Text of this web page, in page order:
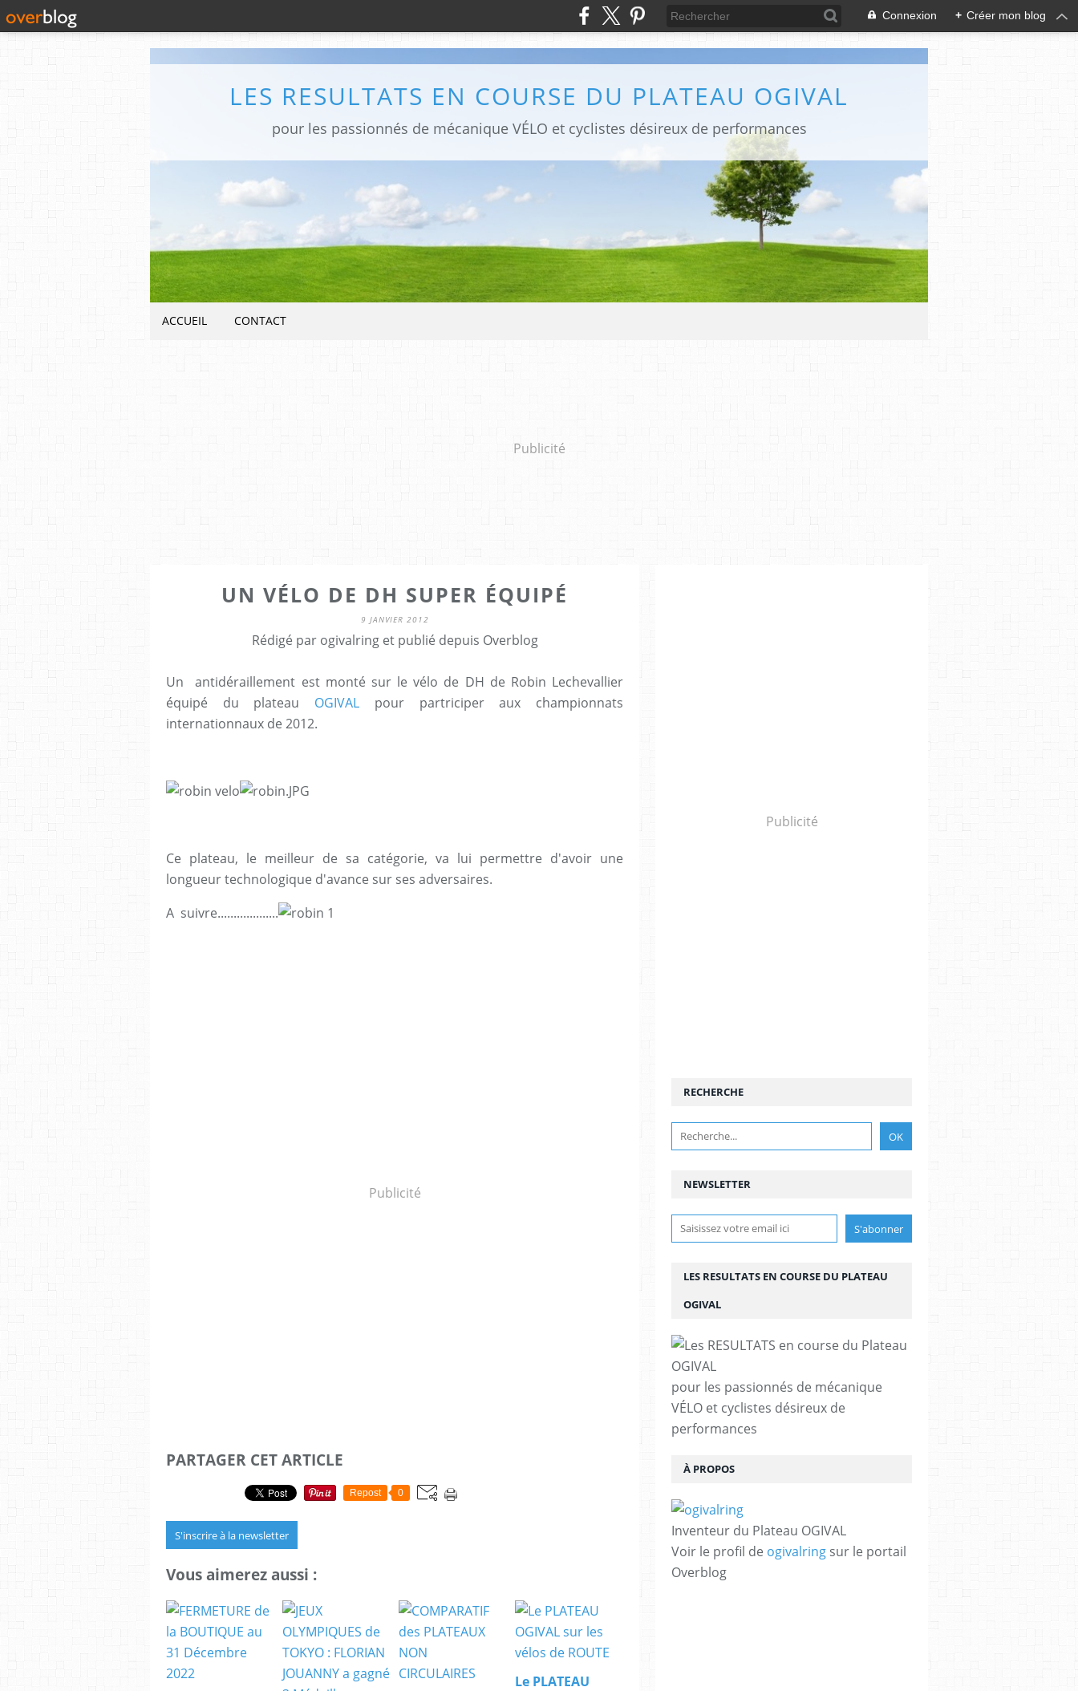
Connexion + Créer mon blog
LES RESULTATS EN COURSE DU PLATEAU OGIVAL
pour les passionnés de mécanique VÉLO et cyclistes désireux de performances
ACCUEIL CONTACT
Publicité
UN VÉLO DE DH SUPER ÉQUIPÉ
9 JANVIER 2012
Rédigé par ogivalring et publié depuis Overblog
Un antidéraillement est monté sur le vélo de DH de Robin Lechevallier
équipé du plateau OGIVAL pour partriciper aux championnats
internationnaux de 2012.
Ce plateau, le meilleur de sa catégorie, va lui permettre d'avoir une
longueur technologique d'avance sur ses adversaires.
A suivre...................
Publicité
PARTAGER CET ARTICLE
Repost 0
S'inscrire à la newsletter
Vous aimerez aussi :
Le PLATEAU
Publicité
NEWSLETTER
RECHERCHE
LES RESULTATS EN COURSE DU PLATEAU
OGIVAL
pour les passionnés de mécanique
VÉLO et cyclistes désireux de
performances
À PROPOS
Inventeur du Plateau OGIVAL
Voir le profil de ogivalring sur le portail
Overblog